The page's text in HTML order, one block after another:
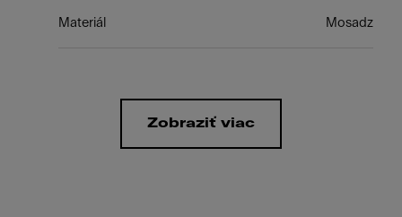
Materiál Mosadz
Zobraziť viac